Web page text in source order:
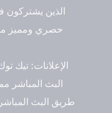
الذين
حصري ومميز
الإعلانات: تيك
البث المباشر
طريق البث